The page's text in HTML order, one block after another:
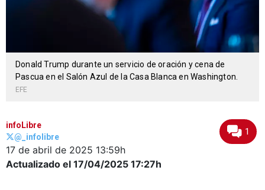
Donald Trump durante un servicio de oración y cena de
Pascua en el Salón Azul de la Casa Blanca en Washington.
EFE
infoLibre
@_infolibre
17 de abril de 2025 13:59h
Actualizado el 17/04/2025 17:27h
1